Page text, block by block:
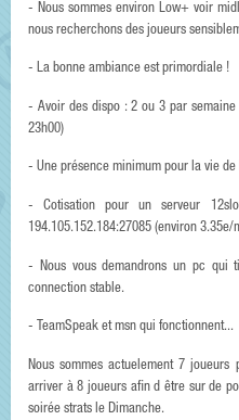
- Nous sommes environ Low+ voir
nous recherchons des joueurs
- La bonne ambiance est primordiale !
- Avoir des dispo : 2 ou 3 par
23h00)
- Une présence minimum pour la vie de
- Cotisation pour un serveur
194.105.152.184:27085 (environ 3.35e/
- Nous vous demandrons un pc qui
connection stable.
- TeamSpeak et msn qui fonctionnent...
Nous sommes actuelement 7
arriver à 8 joueurs afin d être sur de
soirée strats le Dimanche.